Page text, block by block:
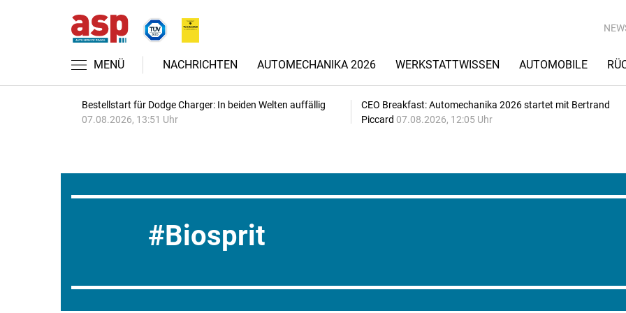
MENÜ NACHRICHTEN AUTOMECHANIKA 2026 WERKSTATTWISSEN AUTOMOBILE
Bestellstart für Dodge Charger: In beiden Welten auffällig
07.08.2026, 13:51 Uhr
CEO Breakfast: Automechanika 2026 startet mit Bertrand
Piccard 07.08.2026, 12:05 Uhr
Biosprit